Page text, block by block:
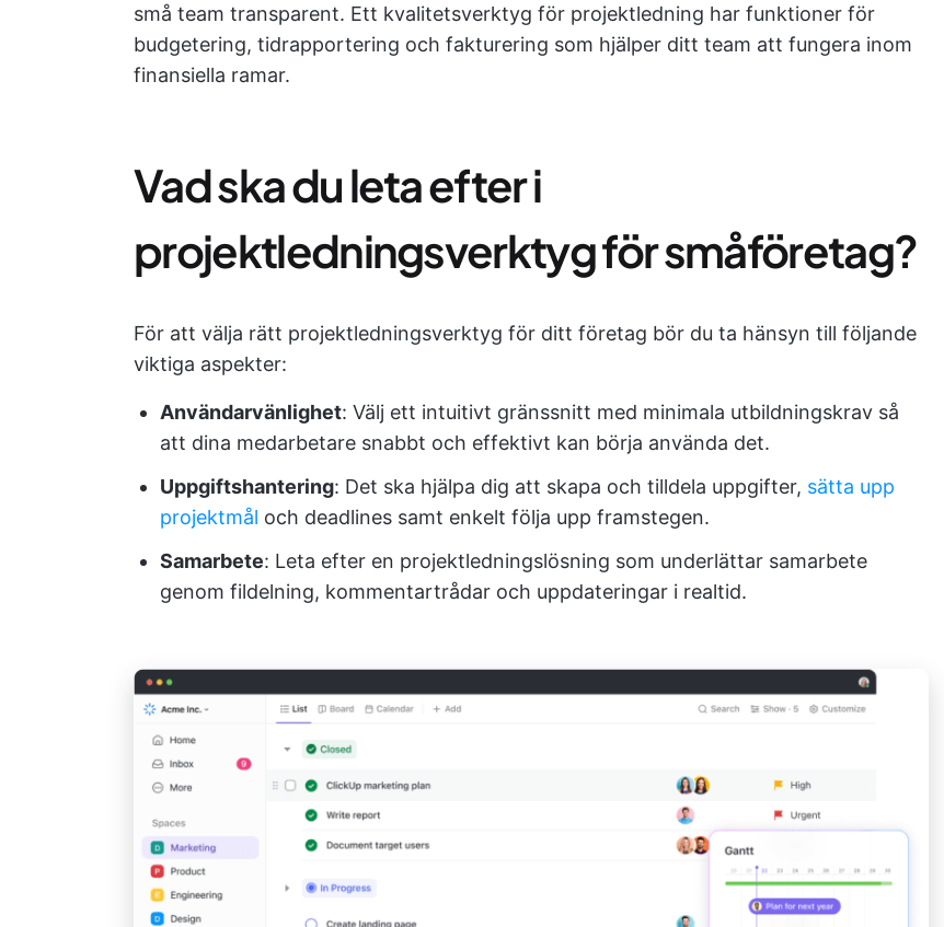
små team transparent. Ett kvalitetsverktyg för projektledning har funktioner för
budgetering, tidrapportering och fakturering som hjälper ditt team att fungera inom
finansiella ramar.
Vad ska du leta efter i
projektledningsverktyg för småföretag?
För att välja rätt projektledningsverktyg för ditt företag bör du ta hänsyn till följande
viktiga aspekter:
Användarvänlighet: Välj ett intuitivt gränssnitt med minimala utbildningskrav så
att dina medarbetare snabbt och effektivt kan börja använda det.
Uppgiftshantering: Det ska hjälpa dig att skapa och tilldela uppgifter, sätta upp
projektmål och deadlines samt enkelt följa upp framstegen.
Samarbete: Leta efter en projektledningslösning som underlättar samarbete
genom fildelning, kommentartrådar och uppdateringar i realtid.